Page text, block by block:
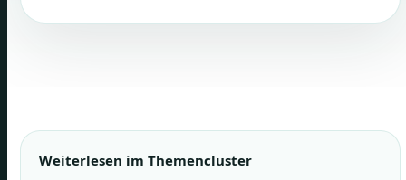
Weiterlesen im Themencluster